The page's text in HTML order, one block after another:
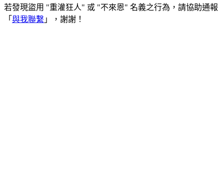
若發現盜用 "重灌狂人" 或 "不來恩" 名義之行為，請協助通報
「 與我聯繫 」，謝謝！